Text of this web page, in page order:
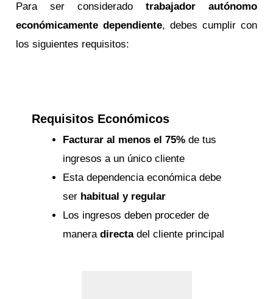
Para ser considerado trabajador autónomo
económicamente dependiente, debes cumplir con
los siguientes requisitos:
Requisitos Económicos
Facturar al menos el 75%de tus
ingresos a un único cliente
Esta dependencia económica debe
ser habitual y regular
Los ingresos deben proceder de
manera directadel cliente principal